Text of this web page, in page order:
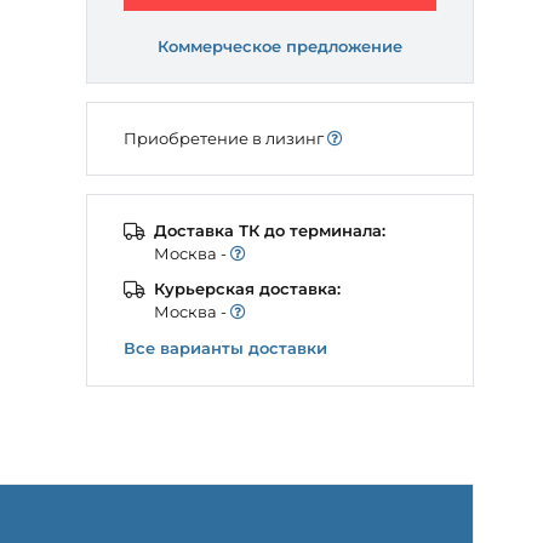
Коммерческое предложение
Приобретение в лизинг
Доставка ТК до терминала:
Моcква -
Курьерская доставка:
Моcква -
Все варианты доставки